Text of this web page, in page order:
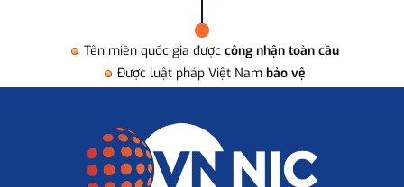
Tên miền quốc gia được công nhận toàn cầu
Được luật pháp Việt Nam bảo vệ